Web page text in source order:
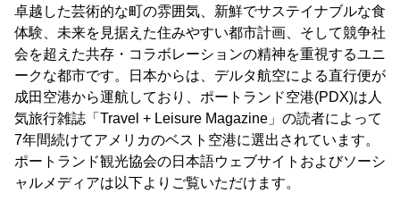
卓越した芸術的な町の雰囲気、新鮮でサステイナブルな食
体験、未来を見据えた住みやすい都市計画、そして競争社
会を超えた共存・コラボレーションの精神を重視するユニ
ークな都市です。日本からは、デルタ航空による直行便が
成田空港から運航しており、ポートランド空港(PDX)は人
気旅行雑誌「Travel + Leisure Magazine」の読者によって
7年間続けてアメリカのベスト空港に選出されています。
ポートランド観光協会の日本語ウェブサイトおよびソーシ
ャルメディアは以下よりご覧いただけます。